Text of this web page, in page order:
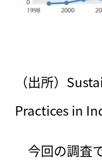
（出所）
Practices in
今回の調査